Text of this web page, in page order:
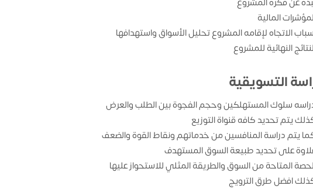
المالية
الاتجاه لإقامه المشروع تحليل الأسواق واستهدافها
النهائية للمشروع
التسويقية
سلوك المستهلكين وحجم الفجوة بين الطلب والعرض
يتم تحديد كافه قنواة التوزيع
يتم دراسة المنافسين من خدماتهم ونقاط القوة والضعف
على تحديد طبيعة السوق المستهدف
المتاحة من السوق والطريقة المثلي للاستحواز عليها
افضل طرق الترويج